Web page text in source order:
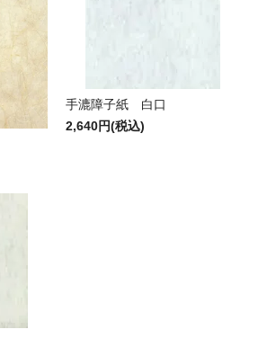
手漉障子紙 白口
2,640円(税込)